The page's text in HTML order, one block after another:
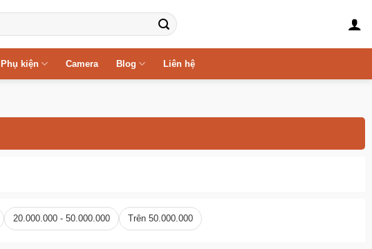
Phụ kiện Camera Blog Liên hệ
20.000.000 - 50.000.000 Trên 50.000.000